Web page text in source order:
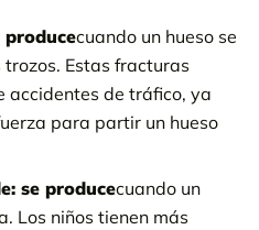
producecuando un hueso se
Estas fracturas
accidentes de tráfico, ya
para partir un hueso
se producecuando un
Los niños tienen más